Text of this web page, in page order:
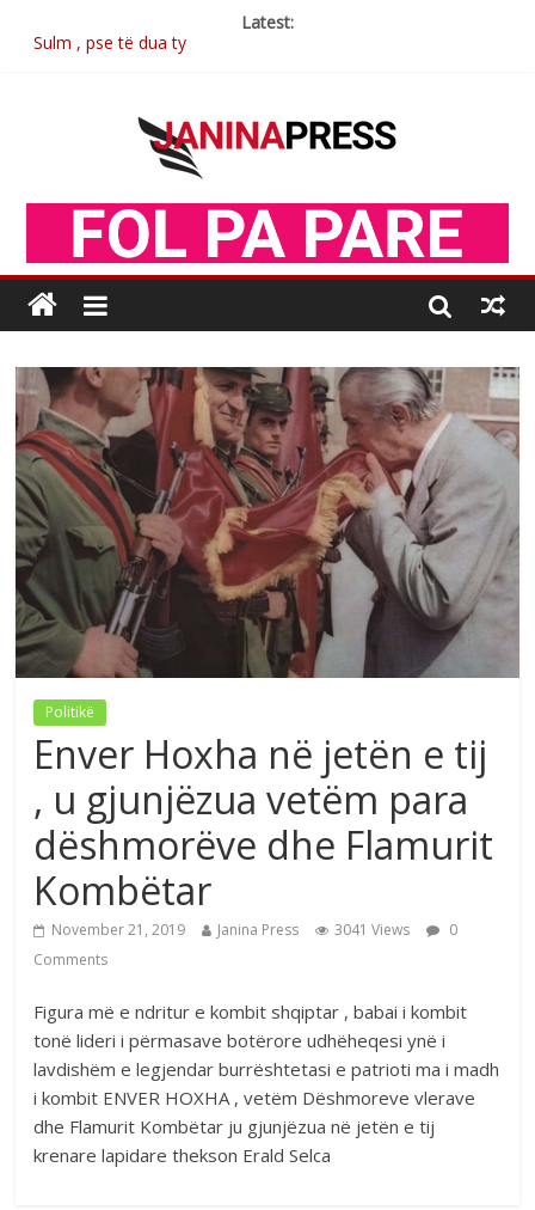
Latest:
Postim me vlera nga artistja e mirëfilltë Mimoza Gjoni
Brahim Çekaj njē veprimtar i respektuar i çeshtjës kombëtare
Politikë
Enver Hoxha në jetën e tij
, u gjunjëzua vetëm para
dëshmorëve dhe Flamurit
Kombëtar
November 21, 2019 Janina Press 3041 Views
0
Comments
Figura më e ndritur e kombit shqiptar , babai i kombit
tonë lideri i përmasave botërore udhëheqesi ynë i
lavdishëm e legjendar burrështetasi e patrioti ma i madh
i kombit ENVER HOXHA , vetëm Dëshmoreve vlerave
dhe Flamurit Kombëtar ju gjunjëzua në jetën e tij
krenare lapidare thekson Erald Selca